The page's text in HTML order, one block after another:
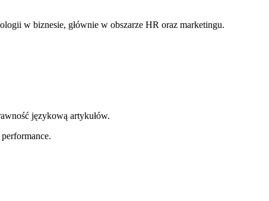
w biznesie, głównie w obszarze HR oraz marketingu.
językową artykułów.